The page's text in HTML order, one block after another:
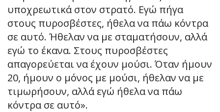
υποχρεωτικά στον στρατό. Εγώ πήγα
στους πυροσβέστες, ήθελα να πάω κόντρα
σε αυτό. Ήθελαν να με σταματήσουν, αλλά
εγώ το έκανα. Στους πυροσβέστες
απαγορεύεται να έχουν μούσι. Όταν ήμουν
20, ήμουν ο μόνος με μούσι, ήθελαν να με
τιμωρήσουν, αλλά εγώ ήθελα να πάω
κόντρα σε αυτό».